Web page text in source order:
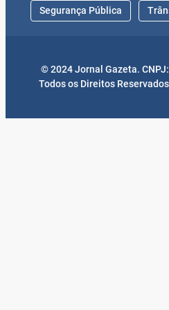
Segurança Pública
© 2024 Jornal Gazeta. CNPJ:
Todos os Direitos